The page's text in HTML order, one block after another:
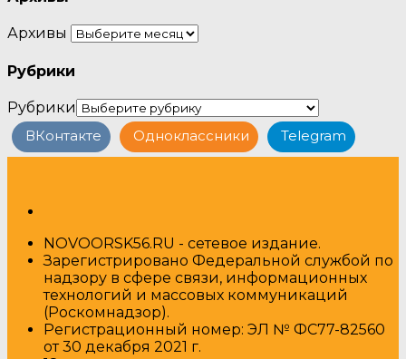
Архивы
Рубрики
Рубрики
ВКонтакте
Одноклассники Telegram
NOVOORSK56.RU - сетевое издание.
Зарегистрировано Федеральной службой по
надзору в сфере связи, информационных
технологий и массовых коммуникаций
(Роскомнадзор).
Регистрационный номер: ЭЛ № ФС77-82560
от 30 декабря 2021 г.